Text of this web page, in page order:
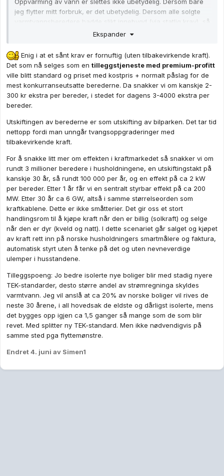
Oppvarming av vann er slettes ikke ubetydelig. Dersom bare
jeg flytter mitt forbruk, er det ubetydelig. Dersom alle solgte
varmtvannsberedere hadde slikt innebygd (via statlig krav), så
ville vi kanskje begynt å se en liten effekt etter ~5 år, og etter
Ekspander
Enig i at et sånt krav er fornuftig (uten tilbakevirkende kraft).
Det som nå selges som en tilleggstjeneste med premium-profitt
ville blitt standard og priset med kostpris + normalt påslag for de
mest konkurranseutsatte berederne. Da snakker vi om kanskje 2-
300 kr ekstra per bereder, i stedet for dagens 3-4000 ekstra per
bereder.
Utskiftingen av berederne er som utskifting av bilparken. Det tar tid
nettopp fordi man unngår tvangsoppgraderinger med
tilbakevirkende kraft.
For å snakke litt mer om effekten i kraftmarkedet så snakker vi om
rundt 3 millioner beredere i husholdningene, en utskiftingstakt på
kanskje 30 år, så rundt 100 000 per år, og en effekt på ca 2 kW
per bereder. Etter 1 år får vi en sentralt styrbar effekt på ca 200
MW. Etter 30 år ca 6 GW, altså i samme størrelseorden som
kraftkablene. Dette er ikke småtterier. Det gir oss et stort
handlingsrom til å kjøpe kraft når den er billig (solkraft) og selge
når den er dyr (kveld og natt). I dette scenariet går salget og kjøpet
av kraft rett inn på norske husholdningers smartmålere og faktura,
automatisk styrt uten å tenke på det og uten nevneverdige
ulemper i husstandene.
Tilleggspoeng: Jo bedre isolerte nye boliger blir med stadig nyere
TEK-standarder, desto større andel av strømregninga skyldes
varmtvann. Jeg vil anslå at ca 20% av norske boliger vil rives de
neste 30 årene, i all hovedsak de eldste og dårligst isolerte, mens
det bygges opp igjen ca 1,5 ganger så mange som de som blir
revet. Med splitter ny TEK-standard. Men ikke nødvendigvis på
samme sted pga flyttemønstre.
Endret4. juni av Simen1